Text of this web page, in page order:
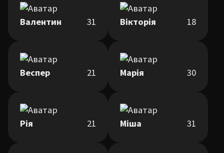
Валентин 31 Вікторія 18
Веспер 21 Марія 30
Рія 21 Міша 31